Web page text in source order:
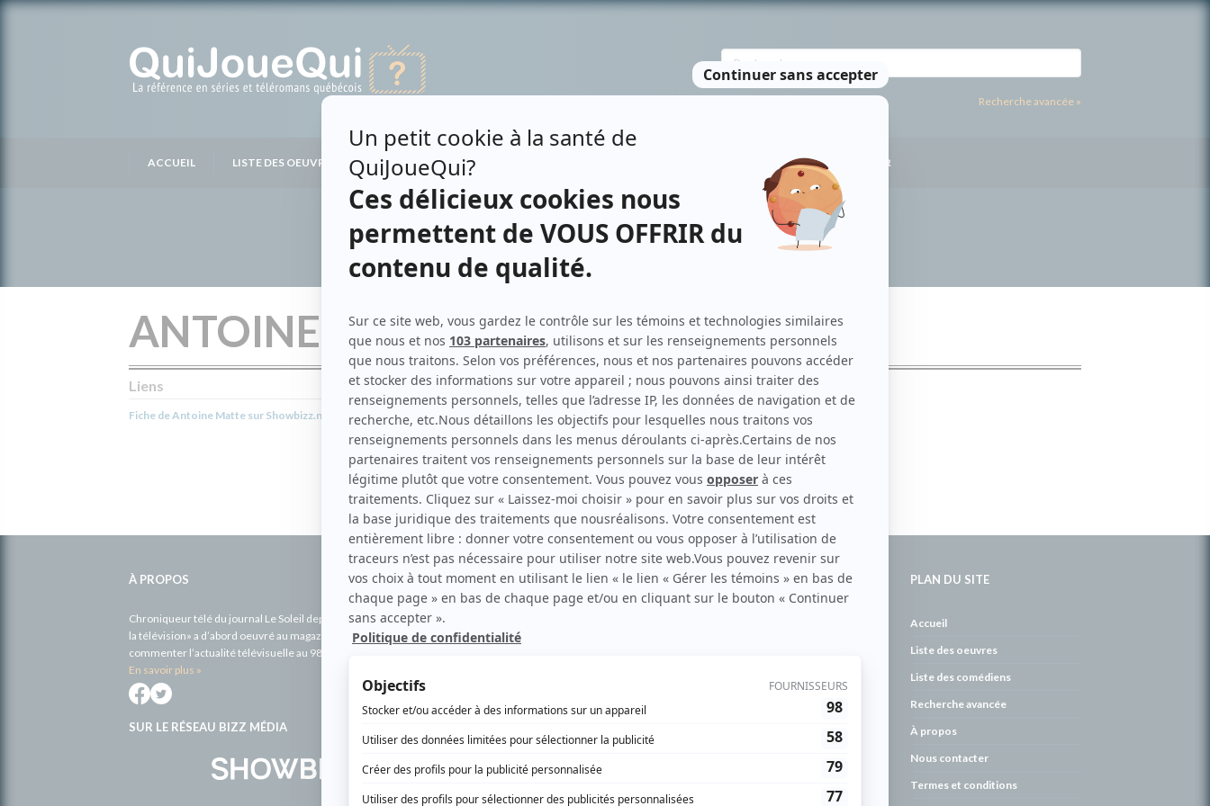
Recherche avancée »
ACCUEIL LISTE DES OEUVRES LISTE DES PERSONNES NOUS CONTACTER
ANTOINE MATTE
Liens
Fiche de Antoine Matte sur Showbizz.net
Personnages
Les beaux malaises(Jason et Émile)
À PROPOS
Chroniqueur télé du journal Le Soleil depuis 2001, Richard Therrien carbure à son petit écran. Celui qu’on surnomme parfois «l’encyclopédie de
la télévision» a d’abord oeuvré au magazine TV Hebdo de 1996 à 2001. Sa spécialité: la télé québécoise. On peut l’entendre régulièrement
commenter l’actualité télévisuelle au 98,5.
En savoir plus »
SUR LE RÉSEAU BIZZ MÉDIA
PLAN DU SITE
Accueil
Liste des oeuvres
Liste des comédiens
Recherche avancée
À propos
Nous contacter
Termes et conditions